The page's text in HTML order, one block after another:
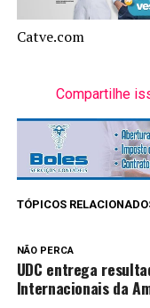
Catve.com
Compartilhe
TÓPICOS
NÃO PERCA
UDC entrega
Internacionais da